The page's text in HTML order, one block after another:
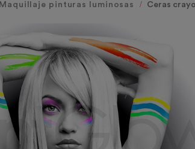
Maquillaje pinturas luminosas Ceras